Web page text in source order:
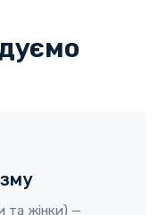
та жінки) —